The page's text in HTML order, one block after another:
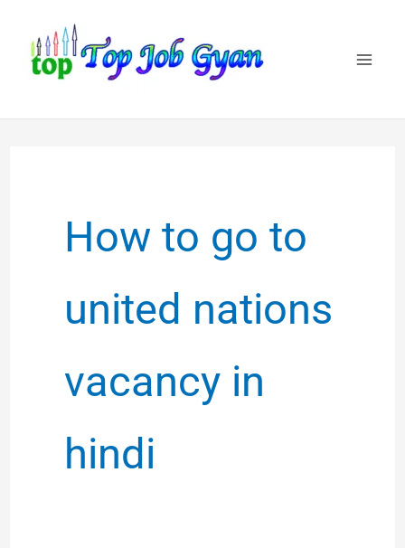
content
How to go to
united nations
vacancy in
hindi